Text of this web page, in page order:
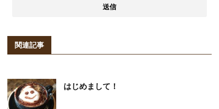
関連記事
はじめまして！